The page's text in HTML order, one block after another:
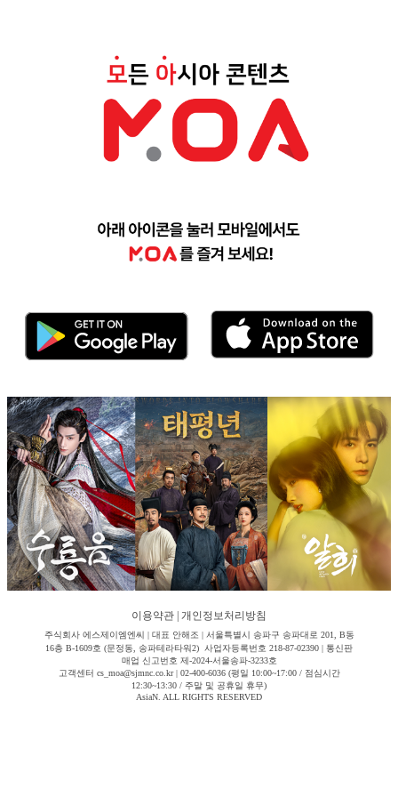
이용약관 개인정보처리방침
주식회사 에스제이엠엔씨 | 대표 안해조 | 서울특별시 송파구 송파대로 201, B동
16층 B-1609호 (문정동, 송파테라타워2) 사업자등록번호 218-87-02390 | 통신판
매업 신고번호 제-2024-서울송파-3233호
고객센터 cs_moa@sjmnc.co.kr | 02-400-6036 (평일 10:00~17:00 / 점심시간
12:30~13:30 / 주말 및 공휴일 휴무)
AsiaN. ALL RIGHTS RESERVED